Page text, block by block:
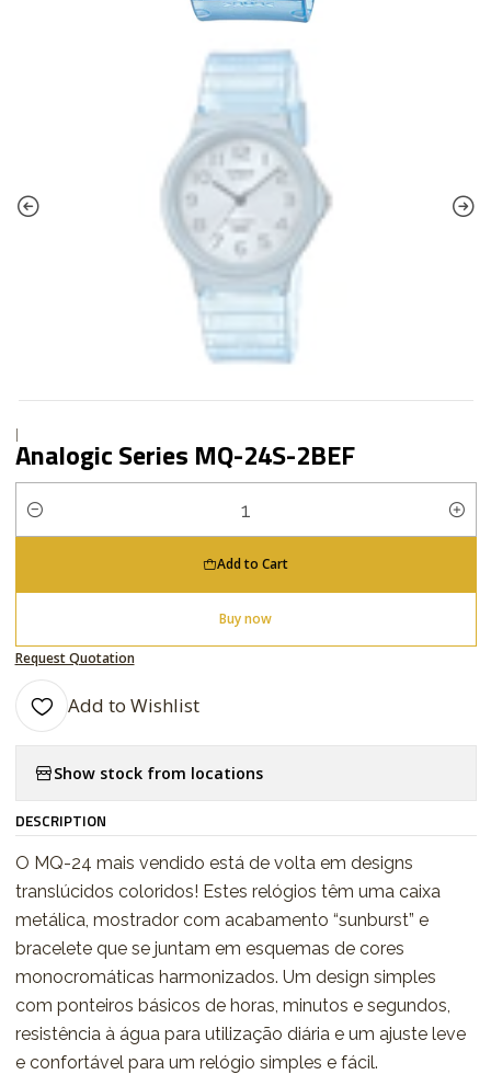
|
Analogic Series MQ-24S-2BEF
Quantity
Add to Cart
Buy now
Request Quotation
Add to Wishlist
Show stock from locations
DESCRIPTION
O MQ-24 mais vendido está de volta em designs
translúcidos coloridos! Estes relógios têm uma caixa
metálica, mostrador com acabamento “sunburst” e
bracelete que se juntam em esquemas de cores
monocromáticas harmonizados. Um design simples
com ponteiros básicos de horas, minutos e segundos,
resistência à água para utilização diária e um ajuste leve
e confortável para um relógio simples e fácil.